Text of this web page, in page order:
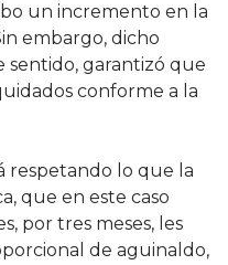
un incremento en la
embargo, dicho
sentido, garantizó que
conforme a la
respetando lo que la
que en este caso
por tres meses, les
de aguinaldo,